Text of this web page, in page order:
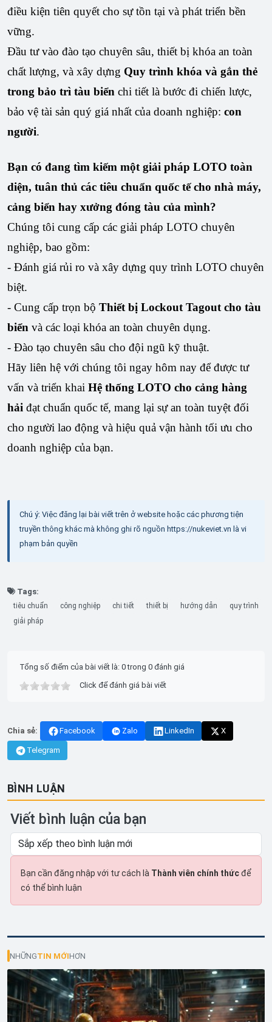
điều kiện tiên quyết cho sự tồn tại và phát triển bền
vững.
Đầu tư vào đào tạo chuyên sâu, thiết bị khóa an toàn
chất lượng, và xây dựng Quy trình khóa và gắn thẻ
trong bảo trì tàu biển chi tiết là bước đi chiến lược,
bảo vệ tài sản quý giá nhất của doanh nghiệp: con
người.
Bạn có đang tìm kiếm một giải pháp LOTO toàn
diện, tuân thủ các tiêu chuẩn quốc tế cho nhà máy,
cảng biển hay xưởng đóng tàu của mình?
Chúng tôi cung cấp các giải pháp LOTO chuyên
nghiệp, bao gồm:
- Đánh giá rủi ro và xây dựng quy trình LOTO chuyên
biệt.
- Cung cấp trọn bộ Thiết bị Lockout Tagout cho tàu
biển và các loại khóa an toàn chuyên dụng.
- Đào tạo chuyên sâu cho đội ngũ kỹ thuật.
Hãy liên hệ với chúng tôi ngay hôm nay để được tư
vấn và triển khai Hệ thống LOTO cho cảng hàng
hải đạt chuẩn quốc tế, mang lại sự an toàn tuyệt đối
cho người lao động và hiệu quả vận hành tối ưu cho
doanh nghiệp của bạn.
Chú ý: Việc đăng lại bài viết trên ở website hoặc các phương tiện
truyền thông khác mà không ghi rõ nguồn https://nukeviet.vn là vi
phạm bản quyền
Tags:
tiêu chuẩn công nghiệp chi tiết thiết bị hướng dẫn
quy trình
giải pháp
Tổng số điểm của bài viết là: 0 trong 0 đánh giá
Click để đánh giá bài viết
Chia sẻ: Facebook Zalo LinkedIn X
Telegram
BÌNH LUẬN
Viết bình luận của bạn
Bạn cần đăng nhập với tư cách là Thành viên chính thứcđể
có thể bình luận
NHỮNGTIN MỚIHƠN